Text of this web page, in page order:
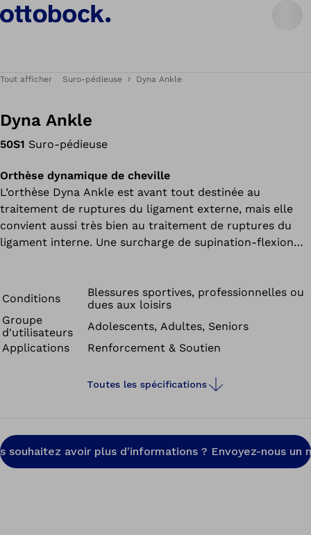
Tout afficher Suro-pédieuse Dyna Ankle
Dyna Ankle
50S1 Suro-pédieuse
Orthèse dynamique de cheville
L’orthèse Dyna Ankle est avant tout destinée au
traitement de ruptures du ligament externe, mais elle
convient aussi très bien au traitement de ruptures du
ligament interne. Une surcharge de supination-flexion
externe. Le ligament talo-fibulaire antérieur est toujours
affecté et la pose d’une orthèse est donc importante
pour le soulagement de ce ligament externe. L’orthèse
de cheville dynamique Dyna Ankle a été conçue pour un
traitement fonctionnel et positionne le pied en légère
pronation et en extension dorsale. La flexion plantaire et
la supination sont limitées par une entrave dynamique
Conditions
Blessures sportives, professionnelles ou
dues aux loisirs
Groupe
d'utilisateurs
Adolescents, Adultes, Seniors
Applications
Renforcement & Soutien
Toutes les spécifications
souhaitez avoir plus d'informations ? Envoyez-nous un